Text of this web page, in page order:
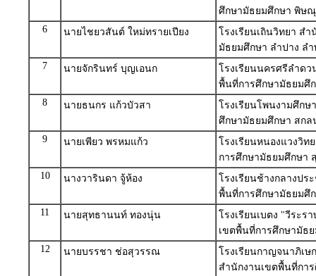
ศึกษามัธยมศึกษา พิษ
6
นายไชยวสันต์ ใหม่ทรายเปียง
โรงเรียนเถินวิทยา ส
มัธยมศึกษา ลำปาง ล
7
นายจักรินทร์ บุญเอนก
โรงเรียนนครศรีลำด
พื้นที่การศึกษามัธยมศึ
8
นายธนกร แก้วบัวสา
โรงเรียนโพนงามศึก
ศึกษามัธยมศึกษา สกล
9
นายเพียว พรหมแก้ว
โรงเรียนหนองแวงวิ
การศึกษามัธยมศึกษา
10
นางวารินดา จู้ห้อง
โรงเรียนช้างกลางป
พื้นที่การศึกษามัธยมศึ
11
นายสุทธานนท์ ทองนุ่น
โรงเรียนเบตง "วีระ
เขตพื้นที่การศึกษามัธ
12
นายบรรชา ช่อสุวรรณ
โรงเรียนกาญจนาภิเ
สำนักงานเขตพื้นที่กา